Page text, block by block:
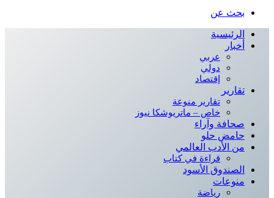
بحث عن
الرئيسية
أخبار
عربي
دولي
إقتصاد
تقارير
تقارير منوعة
خاص – ماتريوشكا نيوز
صحافة وآراء
حامض حلو
من الأدب العالمي
قراءة في كتاب
الصندوق الأسود
منوعات
رياضة